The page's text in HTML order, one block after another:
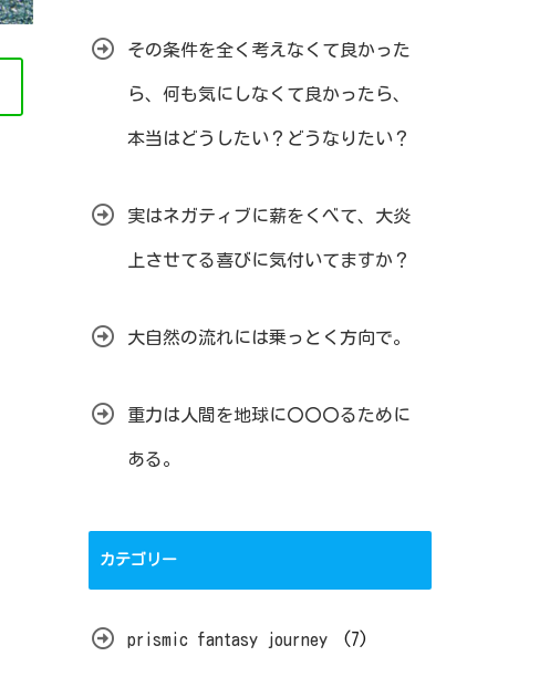
その条件を全く考えなくて良かった
ら、何も気にしなくて良かったら、
本当はどうしたい？どうなりたい？
実はネガティブに薪をくべて、大炎
上させてる喜びに気付いてますか？
大自然の流れには乗っとく方向で。
重力は人間を地球に〇〇〇るために
ある。
カテゴリー
prismic fantasy journey (7)